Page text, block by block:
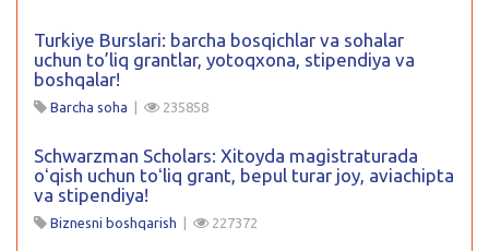
Turkiye Burslari: barcha bosqichlar va sohalar
uchun to’liq grantlar, yotoqxona, stipendiya va
boshqalar!
Barcha soha | 235858
Schwarzman Scholars: Xitoyda magistraturada
oʻqish uchun toʻliq grant, bepul turar joy, aviachipta
va stipendiya!
Biznesni boshqarish | 227372